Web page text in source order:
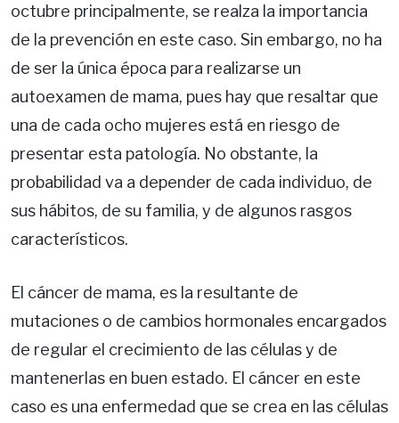
octubre principalmente, se realza la importancia
de la prevención en este caso. Sin embargo, no ha
de ser la única época para realizarse un
autoexamen de mama, pues hay que resaltar que
una de cada ocho mujeres está en riesgo de
presentar esta patología. No obstante, la
probabilidad va a depender de cada individuo, de
sus hábitos, de su familia, y de algunos rasgos
característicos.
El cáncer de mama, es la resultante de
mutaciones o de cambios hormonales encargados
de regular el crecimiento de las células y de
mantenerlas en buen estado. El cáncer en este
caso es una enfermedad que se crea en las células